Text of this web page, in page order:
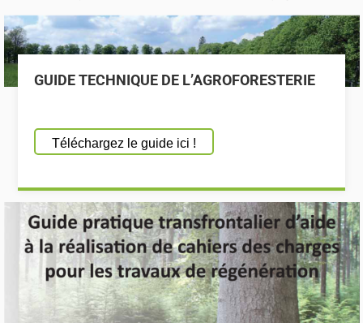
GUIDE TECHNIQUE DE L’AGROFORESTERIE
Téléchargez le guide ici !